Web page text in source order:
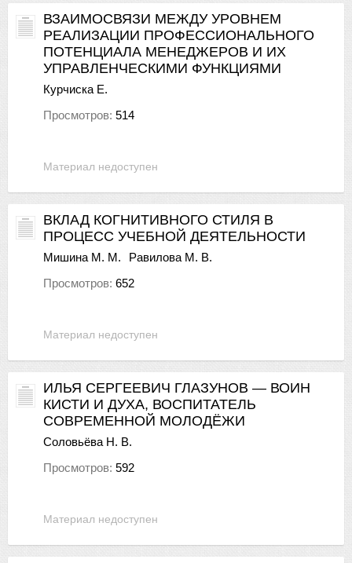
Материал недоступен
ВЗАИМОСВЯЗИ МЕЖДУ УРОВНЕМ
РЕАЛИЗАЦИИ ПРОФЕССИОНАЛЬНОГО
ПОТЕНЦИАЛА МЕНЕДЖЕРОВ И ИХ
УПРАВЛЕНЧЕСКИМИ ФУНКЦИЯМИ
Курчиска Е.
Просмотров: 514
Материал недоступен
ВКЛАД КОГНИТИВНОГО СТИЛЯ В
ПРОЦЕСС УЧЕБНОЙ ДЕЯТЕЛЬНОСТИ
Мишина М. М.
Равилова М. В.
Просмотров: 652
Материал недоступен
ИЛЬЯ СЕРГЕЕВИЧ ГЛАЗУНОВ — ВОИН
КИСТИ И ДУХА, ВОСПИТАТЕЛЬ
СОВРЕМЕННОЙ МОЛОДЁЖИ
Соловьёва Н. В.
Просмотров: 592